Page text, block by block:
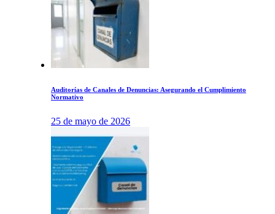
Auditorías de Canales de Denuncias: Asegurando el Cumplimiento
Normativo
25 de mayo de 2026